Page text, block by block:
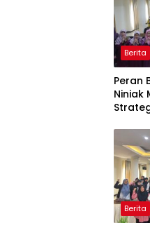
Berita
Peran
Niniak
Berita